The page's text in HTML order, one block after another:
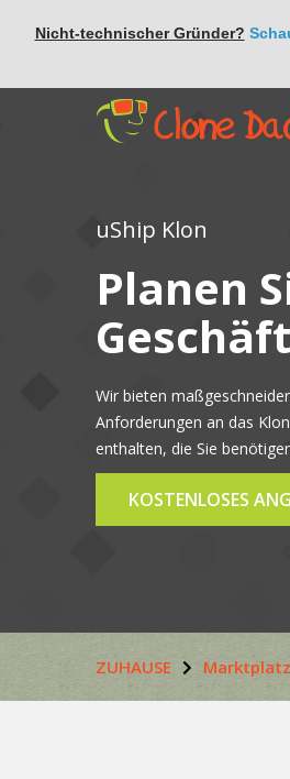
Nicht-technischer Gründer?
uShip Klon
Planen
Wir bieten
Anforderungen an das
enthalten, die Sie
KOSTENLOSES
ZUHAUSE